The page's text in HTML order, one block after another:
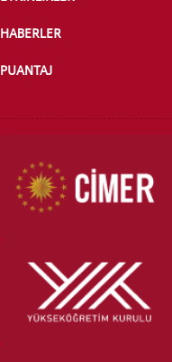
HABERLER
PUANTAJ